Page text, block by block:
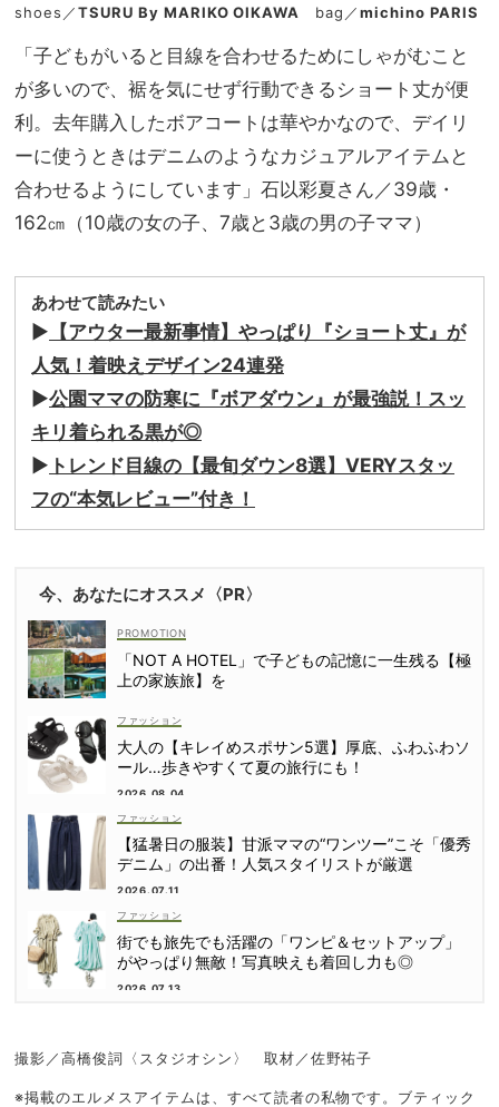
shoes／TSURU By MARIKO OIKAWA bag／michino PARIS
「子どもがいると目線を合わせるためにしゃがむこと
が多いので、裾を気にせず行動できるショート丈が便
利。去年購入したボアコートは華やかなので、デイリ
ーに使うときはデニムのようなカジュアルアイテムと
合わせるようにしています」石以彩夏さん／39歳・
162㎝（10歳の女の子、7歳と3歳の男の子ママ）
あわせて読みたい
▶ 【アウター最新事情】やっぱり『ショート丈』が
人気！着映えデザイン24連発
▶公園ママの防寒に『ボアダウン』が最強説！スッ
キリ着られる黒が◎
▶ トレンド目線の【最旬ダウン8選】VERYスタッ
フの“本気レビュー”付き！
今、あなたにオススメ〈PR〉
「NOT A HOTEL」で子どもの記憶に一生残る【極
上の家族旅】を
ファッション
大人の【キレイめスポサン5選】厚底、ふわふわソ
ール…歩きやすくて夏の旅行にも！
2026.08.04
ファッション
【猛暑日の服装】甘派ママの“ワンツー”こそ「優秀
デニム」の出番！人気スタイリストが厳選
2026.07.11
ファッション
街でも旅先でも活躍の「ワンピ＆セットアップ」
がやっぱり無敵！写真映えも着回し力も◎
2026.07.13
撮影／高橋俊詞〈スタジオシン〉 取材／佐野祐子
※掲載のエルメスアイテムは、すべて読者の私物です。ブティック